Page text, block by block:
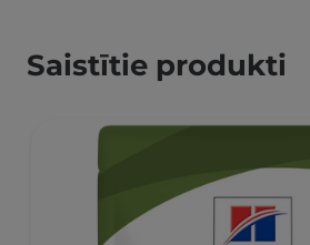
Saistītie produkti